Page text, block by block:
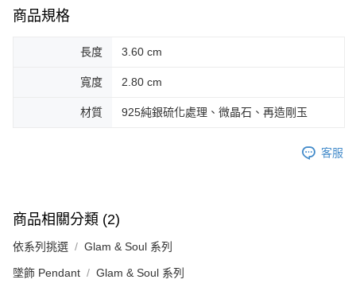
商品規格
長度 3.60 cm
寬度 2.80 cm
材質 925純銀硫化處理、微晶石、再造剛玉
客服
商品相關分類 (2)
依系列挑選 Glam & Soul 系列
墜飾 Pendant Glam & Soul 系列